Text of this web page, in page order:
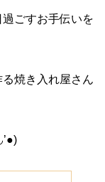
ごすお手伝いを
焼き入れ屋さん